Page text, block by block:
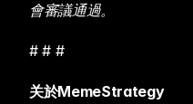
會審議通過。
# # #
关於MemeStrategy